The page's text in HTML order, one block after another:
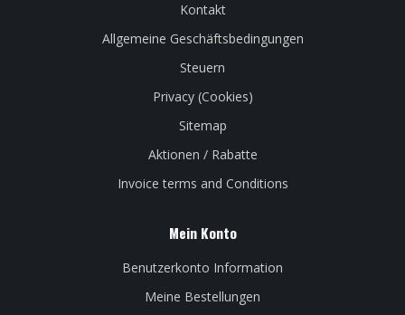
Kontakt
Allgemeine Geschäftsbedingungen
Steuern
Privacy (Cookies)
Sitemap
Aktionen / Rabatte
Invoice terms and Conditions
Mein Konto
Benutzerkonto Information
Meine Bestellungen